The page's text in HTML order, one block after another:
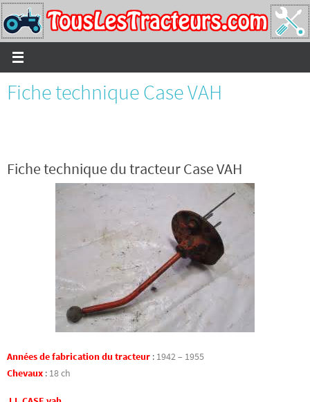
Passer
vers
le
contenu
Fiche technique Case VAH
Fiche technique du tracteur Case VAH
Années de fabrication du tracteur : 1942 – 1955
Chevaux : 18 ch